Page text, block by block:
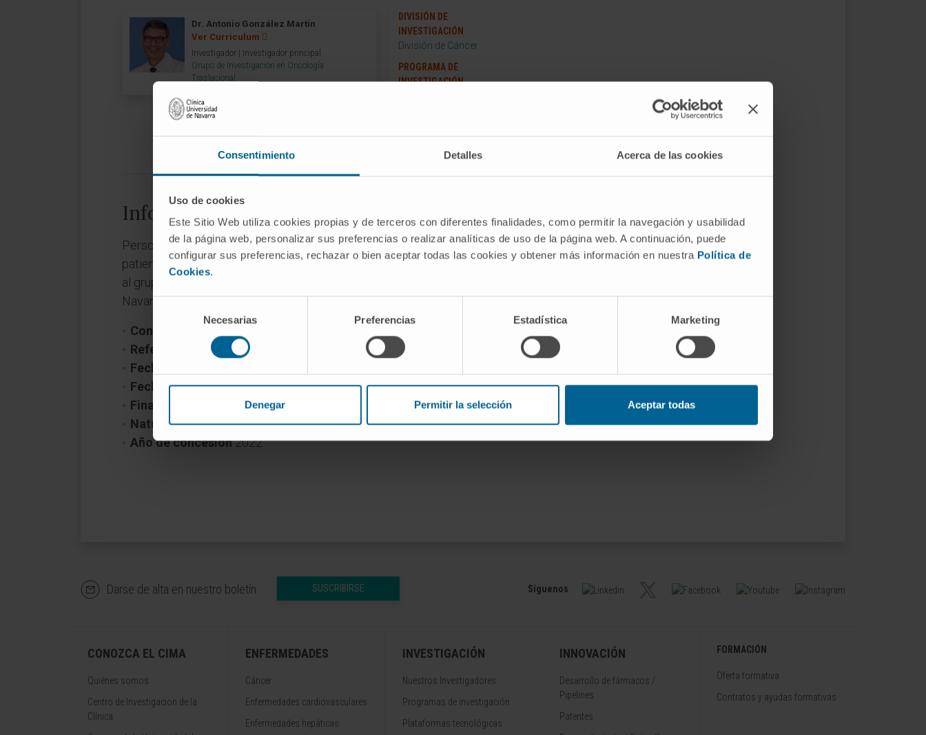
Consentimiento Detalles Acerca de las cookies
Uso de cookies
Este Sitio Web utiliza cookies propias y de terceros con diferentes finalidades, como permitir la navegación y usabilidad
de la página web, personalizar sus preferencias o realizar analíticas de uso de la página web. A continuación, puede
configurar sus preferencias, rechazar o bien aceptar todas las cookies y obtener más información en nuestra Política de
Cookies.
consentimiento
Necesarias Preferencias Estadística Marketing
Denegar Permitir la selección Aceptar todas
Dr. Antonio González Martín
Ver Curriculum
Investigador | Investigador principal
Grupo de Investigación en Oncología
Traslacional
DIVISIÓN DE
INVESTIGACIÓN
División de Cáncer
PROGRAMA DE
INVESTIGACIÓN
Información del proyecto
Personalising the clinical decision making in ovarian cancer through
patient-derived in vitro models” (OVA-PDM) es un proyecto que pertenece
al grupo de investigación Oncología Traslacional del Cima Universidad de
Navarra.
Convocatoria:
Referencia:
OVA-PDM AECC
Fecha inicio:
Fecha fin:31 de marzo de 2026
Financiador:
Asociación Española contra el Cáncer
Naturaleza del proyecto:Internacional
Año de concesión2022
Darse de alta en nuestro boletín SUSCRIBIRSE Síguenos
CONOZCA EL CIMA
Quiénes somos
Centro de Investigacion de la
Clínica
ENFERMEDADES
Cáncer
Enfermedades cardiovasculares
Enfermedades hepáticas
INVESTIGACIÓN
Nuestros Investigadores
Programas de investigación
Plataformas tecnológicas
INNOVACIÓN
Desarrollo de fármacos /
Pipelines
Patentes
FORMACIÓN
Oferta formativa
Contratos y ayudas formativas